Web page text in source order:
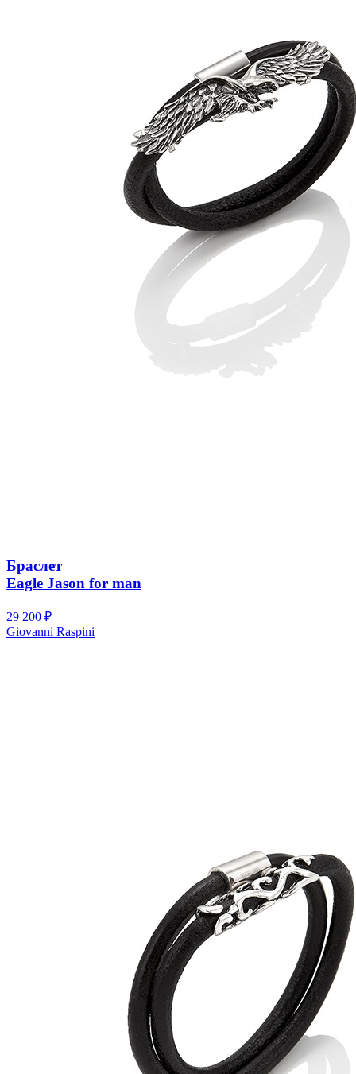
Браслет
Eagle Jason for man
29 200 ₽
Giovanni Raspini